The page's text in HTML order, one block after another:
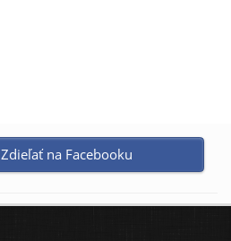
Zdieľať na Facebooku